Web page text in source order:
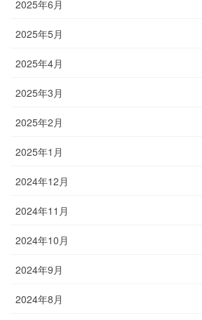
2025年6月
2025年5月
2025年4月
2025年3月
2025年2月
2025年1月
2024年12月
2024年11月
2024年10月
2024年9月
2024年8月